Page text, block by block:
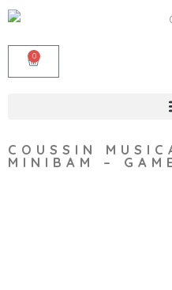
0
COUSSIN
MINIBAM –